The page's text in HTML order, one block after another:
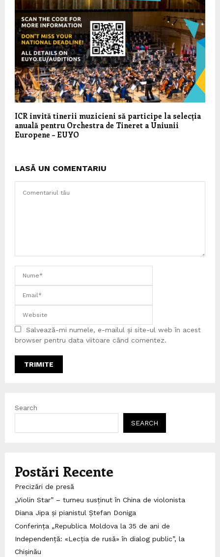
ICR invită tinerii muzicieni să participe la selecția
anuală pentru Orchestra de Tineret a Uniunii
Europene – EUYO
LASĂ UN COMENTARIU
Salvează-mi numele, e-mailul și site-ul web în acest
browser pentru data viitoare când comentez.
Search
SEARCH
Postări Recente
Precizări de presă
„Violin Star” – turneu susținut în China de violonista
Diana Jipa și pianistul Ștefan Doniga
Conferința „Republica Moldova la 35 de ani de
Independență: «Lecția de rusă» în dialog public”, la
Chișinău